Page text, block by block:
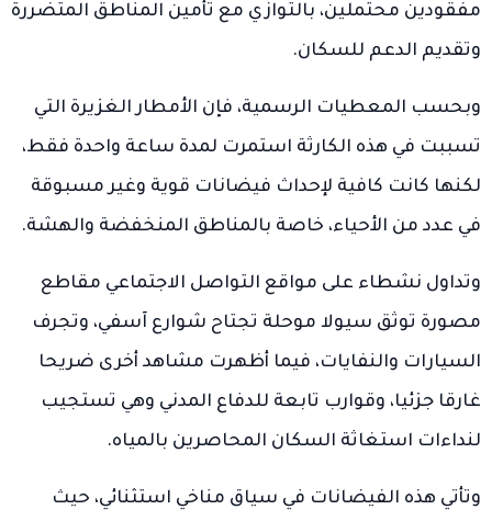
مفقودين محتملين، بالتوازي مع تأمين المناطق المتضررة
وتقديم الدعم للسكان.
وبحسب المعطيات الرسمية، فإن الأمطار الغزيرة التي
تسببت في هذه الكارثة استمرت لمدة ساعة واحدة فقط،
لكنها كانت كافية لإحداث فيضانات قوية وغير مسبوقة
في عدد من الأحياء، خاصة بالمناطق المنخفضة والهشة.
وتداول نشطاء على مواقع التواصل الاجتماعي مقاطع
مصورة توثق سيولا موحلة تجتاح شوارع آسفي، وتجرف
السيارات والنفايات، فيما أظهرت مشاهد أخرى ضريحا
غارقا جزئيا، وقوارب تابعة للدفاع المدني وهي تستجيب
لنداءات استغاثة السكان المحاصرين بالمياه.
وتأتي هذه الفيضانات في سياق مناخي استثنائي، حيث